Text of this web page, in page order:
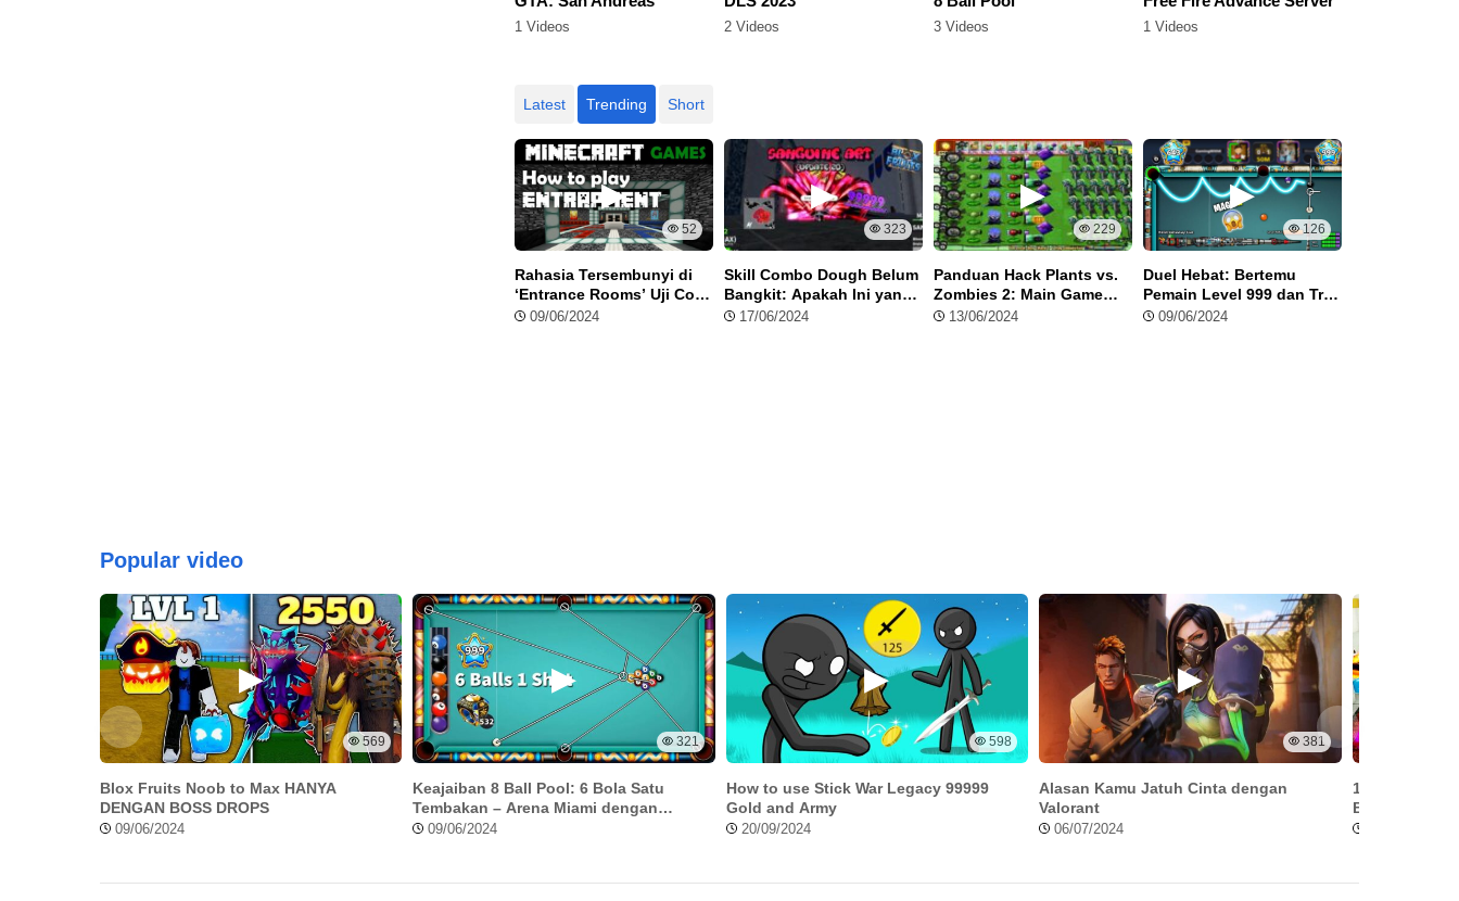
1 Videos 2 Videos 3 Videos 1 Videos
Latest Trending Short
52
Rahasia Tersembunyi di
‘Entrance Rooms’ Uji Coba
Tricky Terbaru?
09/06/2024
323
Skill Combo Dough Belum
Bangkit: Apakah Ini yang
Terbaik?
17/06/2024
229
Panduan Hack Plants vs.
Zombies 2: Main Game
Tanpa Batas!
13/06/2024
126
Duel Hebat: Bertemu
Pemain Level 999 dan Trik
Pukulan Ajaib di Berlin
09/06/2024
Popular video
569
Blox Fruits Noob to Max HANYA
DENGAN BOSS DROPS
09/06/2024
321
Keajaiban 8 Ball Pool: 6 Bola Satu
Tembakan – Arena Miami dengan
Pemain Level 999
09/06/2024
598
How to use Stick War Legacy 99999
Gold and Army
20/09/2024
381
Alasan Kamu Jatuh Cinta dengan
Valorant
06/07/2024
100 Buah
Buah Blox